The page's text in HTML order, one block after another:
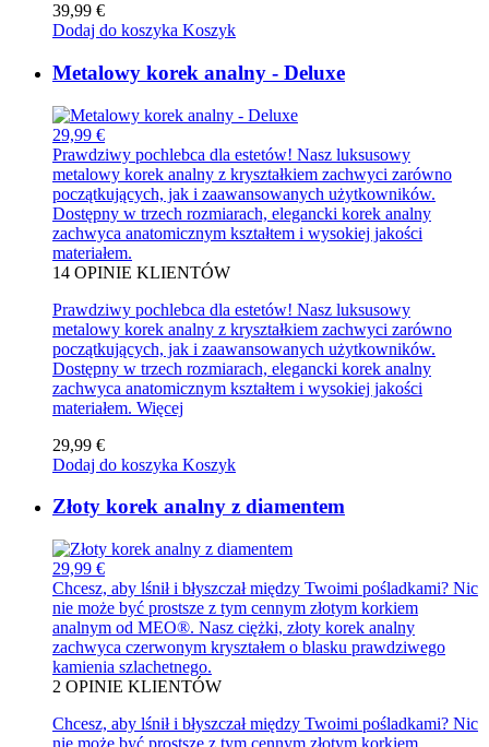
39,99 €
Dodaj do koszyka Koszyk
Metalowy korek analny - Deluxe
29,99 €
Prawdziwy pochlebca dla estetów! Nasz luksusowy
metalowy korek analny z kryształkiem zachwyci zarówno
początkujących, jak i zaawansowanych użytkowników.
Dostępny w trzech rozmiarach, elegancki korek analny
zachwyca anatomicznym kształtem i wysokiej jakości
materiałem.
14 OPINIE KLIENTÓW
Prawdziwy pochlebca dla estetów! Nasz luksusowy
metalowy korek analny z kryształkiem zachwyci zarówno
początkujących, jak i zaawansowanych użytkowników.
Dostępny w trzech rozmiarach, elegancki korek analny
zachwyca anatomicznym kształtem i wysokiej jakości
materiałem. Więcej
29,99 €
Dodaj do koszyka Koszyk
Złoty korek analny z diamentem
29,99 €
Chcesz, aby lśnił i błyszczał między Twoimi pośladkami? Nic
nie może być prostsze z tym cennym złotym korkiem
analnym od MEO®. Nasz ciężki, złoty korek analny
zachwyca czerwonym kryształem o blasku prawdziwego
kamienia szlachetnego.
2 OPINIE KLIENTÓW
Chcesz, aby lśnił i błyszczał między Twoimi pośladkami? Nic